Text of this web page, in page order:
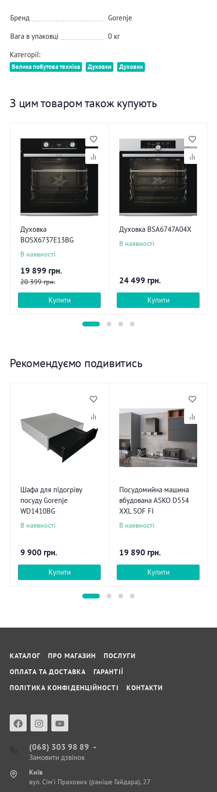
Бренд
Gorenje
Вага в упаковці
0 кг
Категорії:
Велика побутова техніка Духовки Духовки
З цим товаром також купують
Духовка
BOSX6737E13BG
В наявності
19 899 грн.
20 399 грн.
Купити
Духовка BSA6747A04X
В наявності
24 499 грн.
Купити
Рекомендуємо подивитись
Шафа для підогріву
посуду Gorenje
WD1410BG
В наявності
9 900 грн.
Купити
Посудомийна машина
вбудована ASKO D554
XXL SOF FI
В наявності
19 890 грн.
Купити
КАТАЛОГ ПРО МАГАЗИН
ПОСЛУГИ
ОПЛАТА ТА ДОСТАВКА
ГАРАНТІЇ
ПОЛІТИКА КОНФІДЕНЦІЙНОСТІ
КОНТАКТИ
(068) 303 98 89
Замовити дзвінок
Київ
вул. Сім'ї Прахових (раніше Гайдара), 27